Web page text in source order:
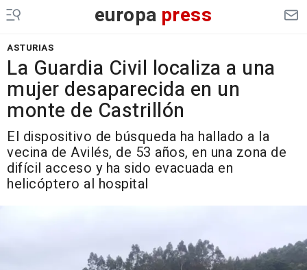
europa press
ASTURIAS
La Guardia Civil localiza a una
mujer desaparecida en un
monte de Castrillón
El dispositivo de búsqueda ha hallado a la
vecina de Avilés, de 53 años, en una zona de
difícil acceso y ha sido evacuada en
helicóptero al hospital